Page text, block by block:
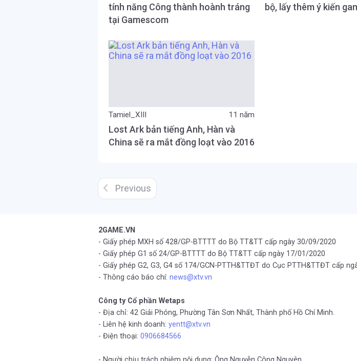
tính năng Công thành hoành tráng
tại Gamescom
bộ, lấy thêm ý kiến
Tamiel_XIII 11 năm
Lost Ark bản tiếng Anh, Hàn và
China sẽ ra mắt đồng loạt vào 2016
Previous
2GAME.VN
- Giấy phép MXH số 428/GP-BTTTT do Bộ TT&TT cấp ngày 30/09/2020
- Giấy phép G1 số 24/GP-BTTTT do Bộ TT&TT cấp ngày 17/01/2020
- Giấy phép G2, G3, G4 số 174/GCN-PTTH&TTĐT do Cục PTTH&TTĐT cấp
- Thông cáo báo chí: news@xtv.vn
Công ty Cổ phần Wetaps
- Địa chỉ: 42 Giải Phóng, Phường Tân Sơn Nhất, Thành phố Hồ Chí Minh.
- Liên hệ kinh doanh: yentt@xtv.vn
- Điện thoại: 0906684566